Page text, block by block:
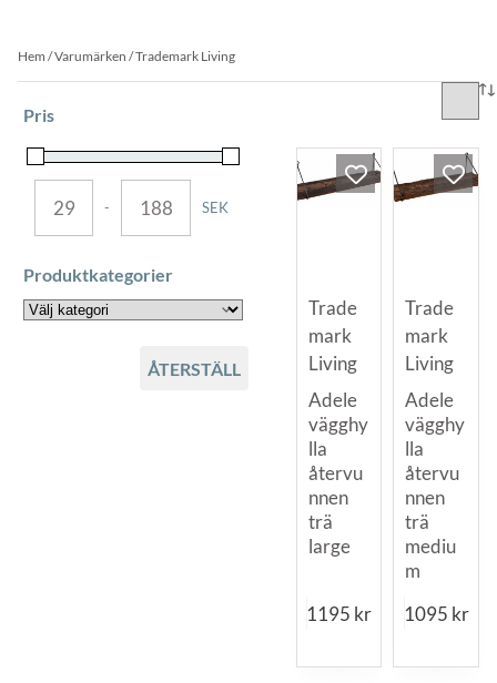
Hem / Varumärken / Trademark Living
Pris
MINIMUM PRICE
-
MAXIMUM PRICE
SEK
Produktkategorier
ÅTERSTÄLL
Trade
mark
Living
Adele
vägghy
lla
återvu
nnen
trä
large
1195 kr
Trade
mark
Living
Adele
vägghy
lla
återvu
nnen
trä
mediu
m
1095 kr